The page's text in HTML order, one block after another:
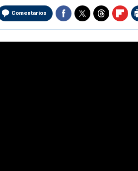
Comentarios